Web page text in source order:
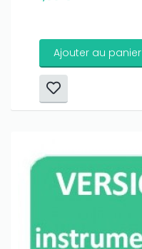
Ajouter au panier